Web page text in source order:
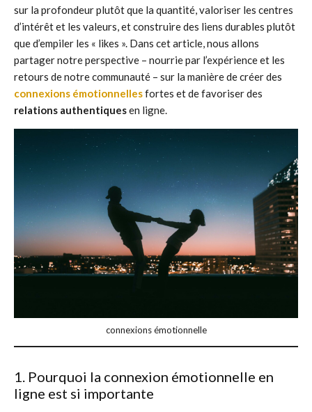
sur la profondeur plutôt que la quantité, valoriser les centres
d’intérêt et les valeurs, et construire des liens durables plutôt
que d’empiler les « likes ». Dans cet article, nous allons
partager notre perspective – nourrie par l’expérience et les
retours de notre communauté – sur la manière de créer des
connexions émotionnellesfortes et de favoriser des
relations authentiquesen ligne.
connexions émotionnelle
1. Pourquoi la connexion émotionnelle en
ligne est si importante